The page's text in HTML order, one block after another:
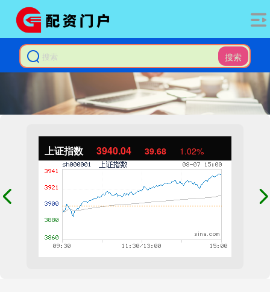
搜索
上证指数 3940.04 39.68 1.02%